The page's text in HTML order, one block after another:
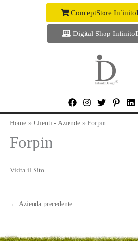
ConceptStore
Digital Shop
Home Clienti - Aziende Forpin
Forpin
Visita il Sito
← Azienda precedente